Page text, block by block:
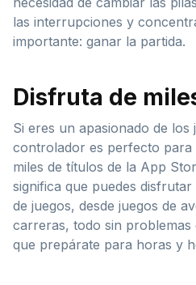
las interrupciones y
importante: ganar la partida.
Disfruta de
Si eres un apasionado de los
controlador es perfecto para
miles de títulos de la App
significa que puedes
de juegos, desde juegos de
carreras, todo sin problemas
que prepárate para horas y